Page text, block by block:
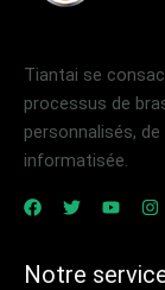
Tiantai se
processus de
personnalisés,
informatisée.
Notre